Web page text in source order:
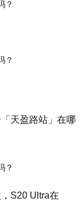
天盈路站」在哪
S20 Ultra在